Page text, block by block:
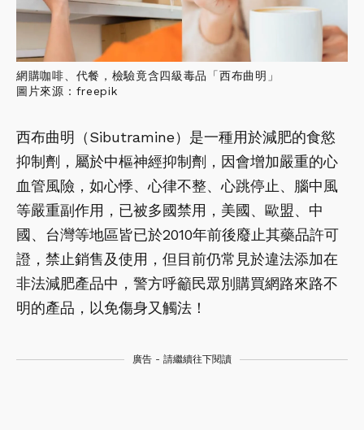
網購咖啡、代餐，檢驗竟含四級毒品「西布曲明」
圖片來源：freepik
西布曲明（Sibutramine）是一種用於減肥的食慾
抑制劑，屬於中樞神經抑制劑，因會增加嚴重的心
血管風險，如心悸、心律不整、心跳停止、腦中風
等嚴重副作用，已被多國禁用，美國、歐盟、中
國、台灣等地區皆已於2010年前後廢止其藥品許可
證，禁止銷售及使用，但目前仍常見於違法添加在
非法減肥產品中，警方呼籲民眾別購買網路來路不
明的產品，以免傷身又觸法！
廣告 - 請繼續往下閱讀